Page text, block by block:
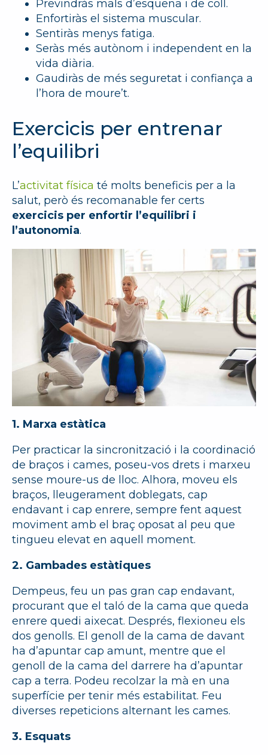
Previndràs mals d’esquena i de coll.
Enfortiràs el sistema muscular.
Sentiràs menys fatiga.
Seràs més autònom i independent en la
vida diària.
Gaudiràs de més seguretat i confiança a
l’hora de moure’t.
Exercicis per entrenar
l’equilibri
L’activitat física té molts beneficis per a la
salut, però és recomanable fer certs
exercicis per enfortir l’equilibri i
l’autonomia.
1. Marxa estàtica
Per practicar la sincronització i la coordinació
de braços i cames, poseu-vos drets i marxeu
sense moure-us de lloc. Alhora, moveu els
braços, lleugerament doblegats, cap
endavant i cap enrere, sempre fent aquest
moviment amb el braç oposat al peu que
tingueu elevat en aquell moment.
2. Gambades estàtiques
Dempeus, feu un pas gran cap endavant,
procurant que el taló de la cama que queda
enrere quedi aixecat. Després, flexioneu els
dos genolls. El genoll de la cama de davant
ha d’apuntar cap amunt, mentre que el
genoll de la cama del darrere ha d’apuntar
cap a terra. Podeu recolzar la mà en una
superfície per tenir més estabilitat. Feu
diverses repeticions alternant les cames.
3. Esquats